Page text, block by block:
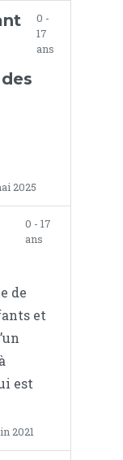
0 -
17
ans
2025
0 - 17
ans
de
et
est
2021